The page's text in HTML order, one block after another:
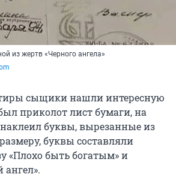
из жертв «Черного ангела»
сыщики нашли интересную
приколот лист бумаги, на
буквы, вырезанные из
буквы составляли
«Плохо быть богатым» и